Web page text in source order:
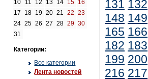
10
11 12 13 14 15 16
17
18 19 20 21 22
23
24 25 26 27 28 29 30
31
Категории:
Все категории
Лента новостей
131 132
148 149
165 166
182 183
199 200
216 217